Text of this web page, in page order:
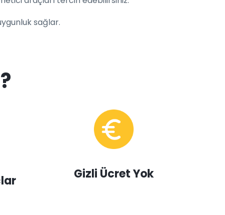
sağlar.
Gizli Ücret Yok